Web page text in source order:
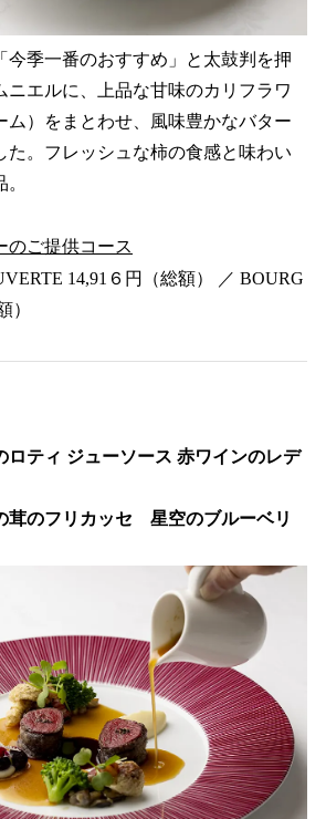
今季一番のおすすめ」と太鼓判を押
ニエルに、上品な甘味のカリフラワ
ム）をまとわせ、風味豊かなバター
た。フレッシュな柿の食感と味わい
ご提供コース
14,91６円（総額） ／ BOURG
）
ティ ジューソース 赤ワインのレデ
茸のフリカッセ 星空のブルーベリ